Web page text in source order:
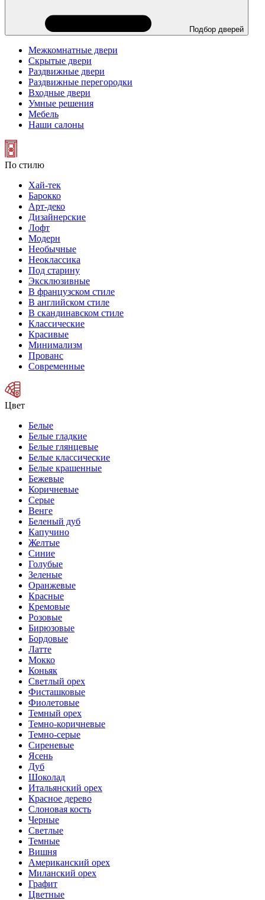
Подбор дверей
Межкомнатные двери
Скрытые двери
Раздвижные двери
Раздвижные перегородки
Входные двери
Умные решения
Мебель
Наши салоны
По стилю
Хай-тек
Барокко
Арт-деко
Дизайнерские
Лофт
Модерн
Необычные
Неоклассика
Под старину
Эксклюзивные
В французском стиле
В английском стиле
В скандинавском стиле
Классические
Красивые
Минимализм
Прованс
Современные
Цвет
Белые
Белые гладкие
Белые глянцевые
Белые классические
Белые крашенные
Бежевые
Коричневые
Серые
Венге
Беленый дуб
Капучино
Желтые
Синие
Голубые
Зеленые
Оранжевые
Красные
Кремовые
Розовые
Бирюзовые
Бордовые
Латте
Мокко
Коньяк
Светлый орех
Фисташковые
Фиолетовые
Темный орех
Темно-коричневые
Темно-серые
Сиреневые
Ясень
Дуб
Шоколад
Итальянский орех
Красное дерево
Слоновая кость
Черные
Светлые
Темные
Вишня
Американский орех
Миланский орех
Графит
Цветные